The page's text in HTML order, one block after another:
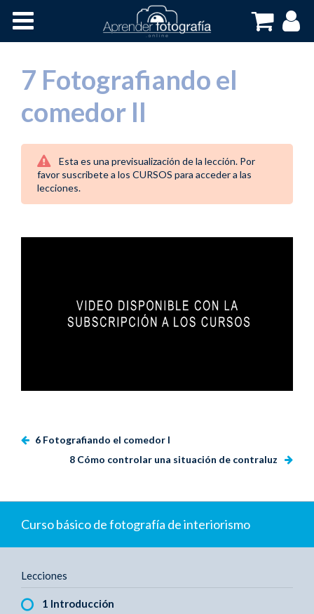
7 Fotografiando el
comedor II
Esta es una previsualización de la lección. Por
favor suscribete a los CURSOS para acceder a las
lecciones.
6 Fotografiando el comedor I
8 Cómo controlar una situación de contraluz
Curso básico de fotografía de interiorismo
Lecciones
1 Introducción